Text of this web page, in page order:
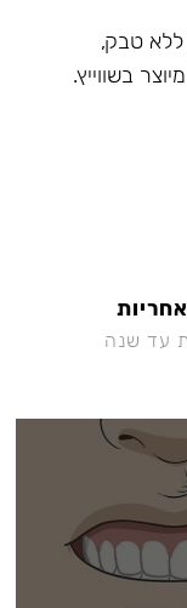
ללא טבק,
בשווייץ.
אחריות
עד שנה